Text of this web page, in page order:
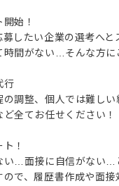
始！
したい企業の選考へと
間がない…そんな方に
行
調整、個人では難し
全てお任せください！
！
い…面接に自信がない…
で、履歴書作成や面